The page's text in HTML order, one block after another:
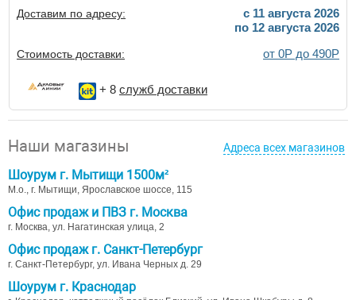
Доставим по адресу:
c 11 августа 2026
по 12 августа 2026
Стоимость доставки: от 0Р до 490Р
+ 8 служб доставки
Наши магазины Адреса всех магазинов
Шоурум г. Мытищи 1500м²
М.о., г. Мытищи, Ярославское шоссе, 115
Офис продаж и ПВЗ г. Москва
г. Москва, ул. Нагатинская улица, 2
Офис продаж г. Санкт-Петербург
г. Санкт-Петербург, ул. Ивана Черных д. 29
Шоурум г. Краснодар